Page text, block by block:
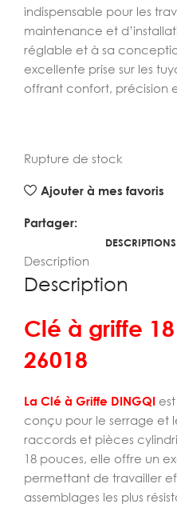
indispensable pour les
maintenance et
réglable et à sa
excellente prise sur les
offrant confort, précision
Rupture de stock
Ajouter à mes favoris
Partager:
DESCRIPTION
Description
Description
Clé à griffe
26018
La Clé à Griffe DINGQI
conçu pour le serrage et
raccords et pièces
18 pouces, elle offre un
permettant de travailler
assemblages les plus